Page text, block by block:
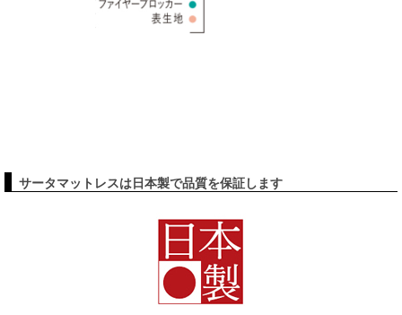
サータマットレスは日本製で品質を保証します